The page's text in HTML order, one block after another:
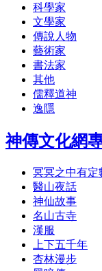
科學家
文學家
傳說人物
藝術家
書法家
其他
儒釋道神
逸隱
神傳文化網
冥冥之中有定
醫山夜話
神仙故事
名山古寺
漢服
上下五千年
杏林漫步